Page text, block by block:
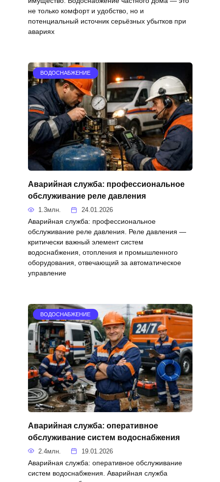
не только комфорт и удобство, но и
потенциальный источник серьёзных убытков при
авариях
ВОДОСНАБЖЕНИЕ
Аварийная служба: профессиональное
обслуживание реле давления
1.3млн. 24.01.2026
Аварийная служба: профессиональное
обслуживание реле давления. Реле давления —
критически важный элемент систем
водоснабжения, отопления и промышленного
оборудования, отвечающий за автоматическое
управление
ВОДОСНАБЖЕНИЕ
Аварийная служба: оперативное
обслуживание систем водоснабжения
2.4млн. 19.01.2026
Аварийная служба: оперативное обслуживание
систем водоснабжения. Аварийная служба